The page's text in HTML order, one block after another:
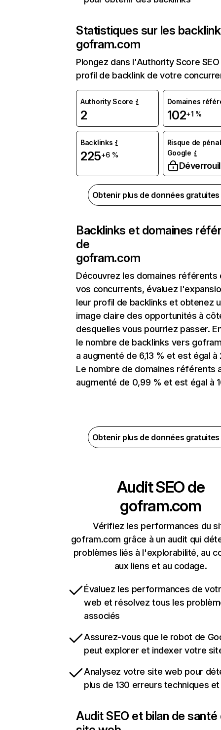
Statistiques sur les
gofram.com
Plongez dans l'Authority Score
profil de backlink de votre
Authority Score
2
Domaines
102+1 %
Backlinks
225+6 %
Risque de
Google
Obtenir plus de données
Backlinks et domaines
de
gofram.com
Découvrez les domaines référents
vos concurrents, évaluez
leur profil de backlinks et obtenez
image claire des opportunités à
desquelles vous pourriez passer.
le nombre de backlinks vers
a augmenté de 6,13 % et est égal à
Le nombre de domaines référents
augmenté de 0,99 % et est égal à
Obtenir plus de données
Audit SEO de
gofram.com
Vérifiez les performances du
gofram.com grâce à un audit qui
problèmes liés à l'explorabilité, au
aux liens et au codage.
Évaluez les performances de
web et résolvez tous les
associés
Assurez-vous que le robot de
peut explorer et indexer votre
Analysez votre site web pour
plus de 130 erreurs techniques et
Audit SEO et bilan de santé